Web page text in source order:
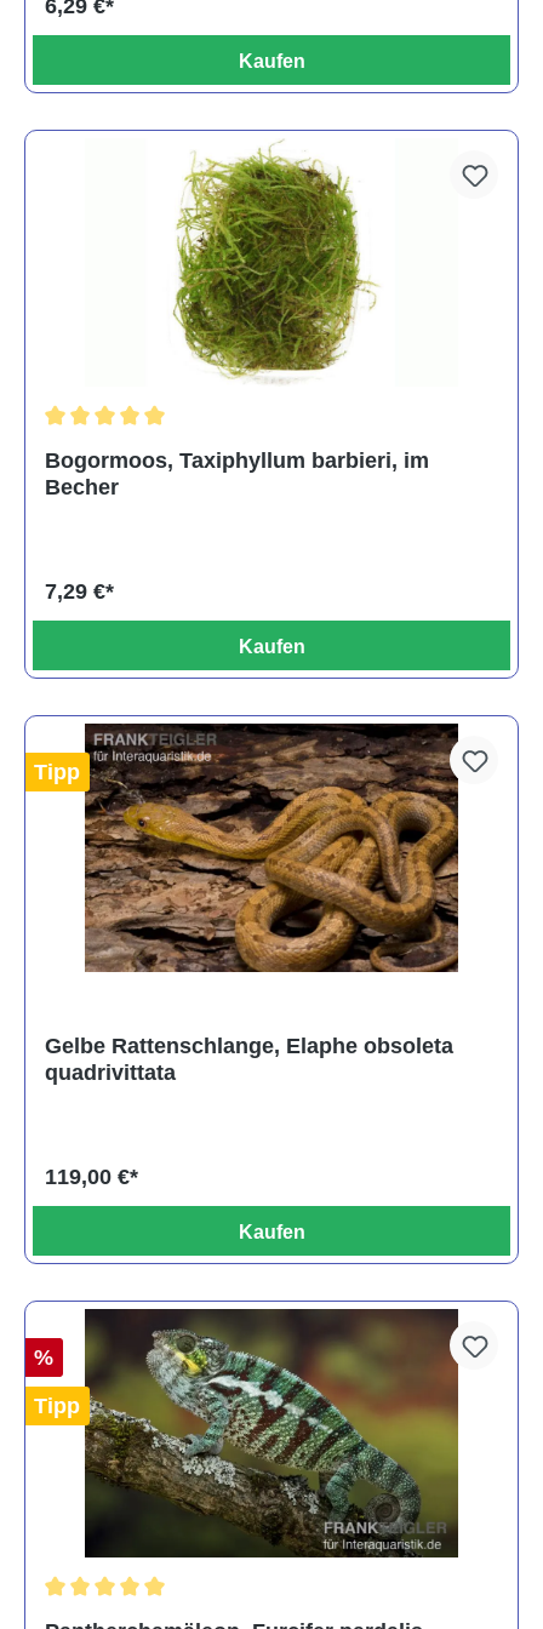
6,29 €*
Kaufen
Bogormoos, Taxiphyllum barbieri, im
Becher
7,29 €*
Kaufen
Tipp
Gelbe Rattenschlange, Elaphe obsoleta
quadrivittata
119,00 €*
Kaufen
%
Tipp